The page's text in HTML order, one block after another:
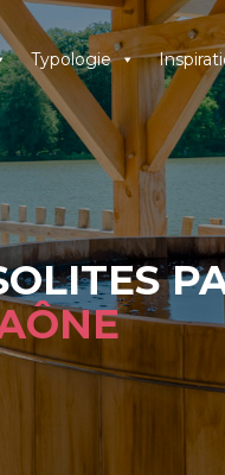
Typologie